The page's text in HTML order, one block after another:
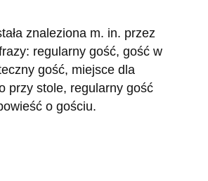
znaleziona m. in. przez
regularny gość, gość w
gość, miejsce dla
przy stole, regularny gość
o gościu.